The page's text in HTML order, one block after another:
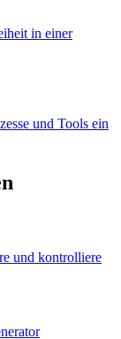
in einer
und Tools ein
und kontrolliere